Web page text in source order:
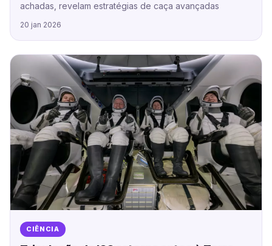
achadas, revelam estratégias de caça avançadas
20 jan 2026
CIÊNCIA